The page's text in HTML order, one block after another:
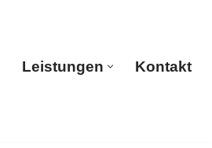
Leistungen Kontakt